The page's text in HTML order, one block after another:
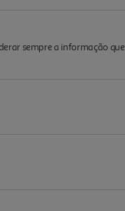
sempre a informação que